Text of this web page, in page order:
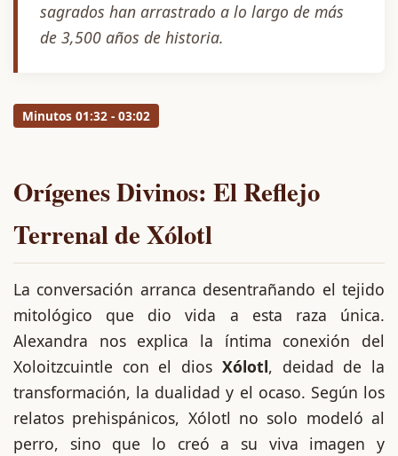
sagrados han arrastrado a lo largo de más
de 3,500 años de historia.
Minutos 01:32 - 03:02
Orígenes Divinos: El Reflejo
Terrenal de Xólotl
La conversación arranca desentrañando el tejido
mitológico que dio vida a esta raza única.
Alexandra nos explica la íntima conexión del
Xoloitzcuintle con el dios Xólotl, deidad de la
transformación, la dualidad y el ocaso. Según los
relatos prehispánicos, Xólotl no solo modeló al
perro, sino que lo creó a su viva imagen y